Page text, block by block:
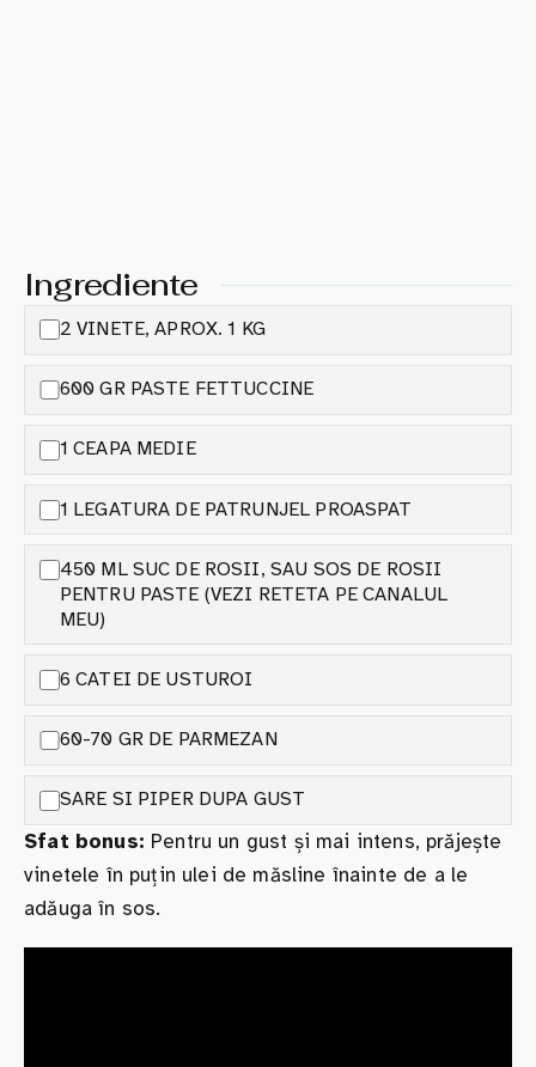
Ingrediente
2 VINETE, APROX. 1 KG
600 GR PASTE FETTUCCINE
1 CEAPA MEDIE
1 LEGATURA DE PATRUNJEL PROASPAT
450 ML SUC DE ROSII, SAU SOS DE ROSII
PENTRU PASTE (VEZI RETETA PE CANALUL
MEU)
6 CATEI DE USTUROI
60-70 GR DE PARMEZAN
SARE SI PIPER DUPA GUST
Sfat bonus: Pentru un gust și mai intens, prăjește
vinetele în puțin ulei de măsline înainte de a le
adăuga în sos.